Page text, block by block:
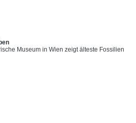
Museum in Wien zeigt älteste Fossilien